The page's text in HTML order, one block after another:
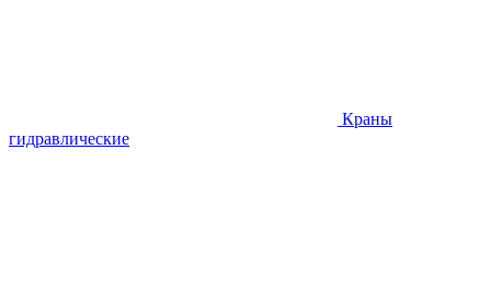
Краны
гидравлические